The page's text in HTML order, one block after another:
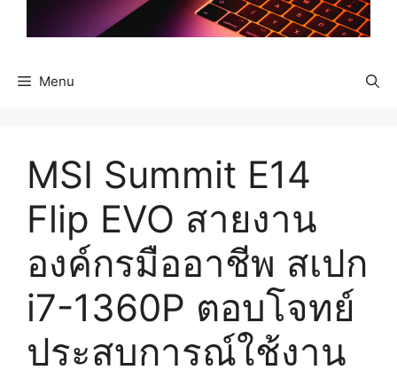
Menu
MSI Summit E14
Flip EVO สายงาน
องค์กรมืออาชีพ สเปก
i7-1360P ตอบโจทย์
ประสบการณ์ใช้งาน